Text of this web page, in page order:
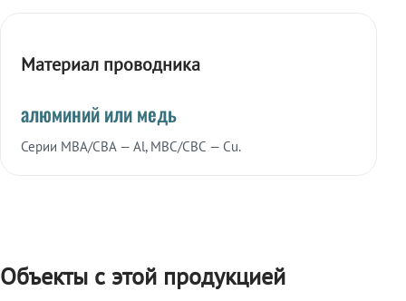
Материал проводника
алюминий или медь
Серии МВА/СВА — Al, МВС/СВС — Cu.
Объекты с этой продукцией